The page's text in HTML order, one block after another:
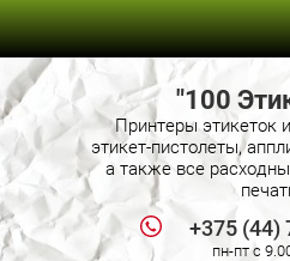
"100
Принтеры этикеток
этикет-пистолеты,
а также все
+375 (44)
пн-пт c